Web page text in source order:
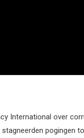
International over
pogingen